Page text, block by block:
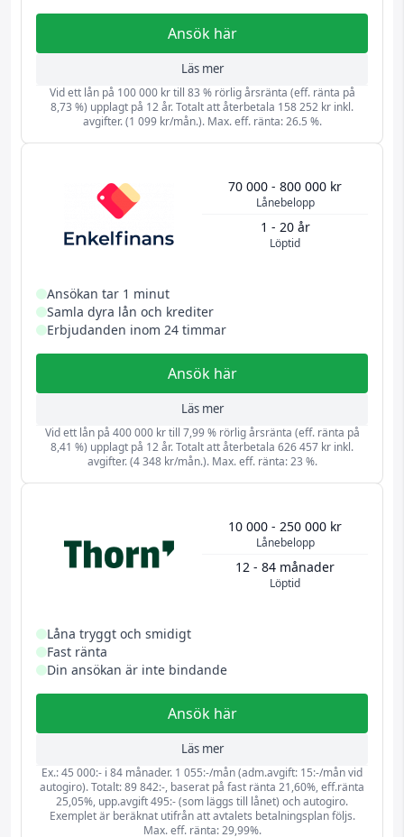
Ansök här
Läs mer
Vid ett lån på 100 000 kr till 83 % rörlig årsränta (eff. ränta på
8,73 %) upplagt på 12 år. Totalt att återbetala 158 252 kr inkl.
avgifter. (1 099 kr/mån.). Max. eff. ränta: 26.5 %.
Lånebelopp
70 000 - 800 000 kr
Löptid
1 - 20 år
Ansökan tar 1 minut
Samla dyra lån och krediter
Erbjudanden inom 24 timmar
Ansök här
Läs mer
Vid ett lån på 400 000 kr till 7,99 % rörlig årsränta (eff. ränta på
8,41 %) upplagt på 12 år. Totalt att återbetala 626 457 kr inkl.
avgifter. (4 348 kr/mån.). Max. eff. ränta: 23 %.
Lånebelopp
10 000 - 250 000 kr
Löptid
12 - 84 månader
Låna tryggt och smidigt
Fast ränta
Din ansökan är inte bindande
Ansök här
Läs mer
Ex.: 45 000:- i 84 månader. 1 055:-/mån (adm.avgift: 15:-/mån vid
autogiro). Totalt: 89 842:-, baserat på fast ränta 21,60%, eff.ränta
25,05%, upp.avgift 495:- (som läggs till lånet) och autogiro.
Exemplet är beräknat utifrån att avtalets betalningsplan följs.
Max. eff. ränta: 29,99%.